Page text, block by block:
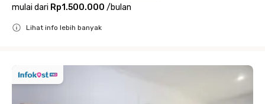
mulai dari Rp1.500.000 /bulan
Lihat info lebih banyak